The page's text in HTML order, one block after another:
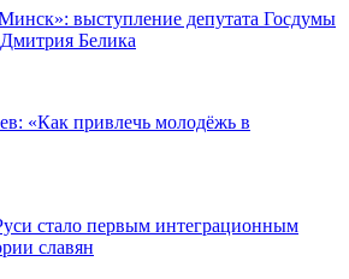
выступление депутата Госдумы
Белика
«Как привлечь молодёжь в
стало первым интеграционным
славян